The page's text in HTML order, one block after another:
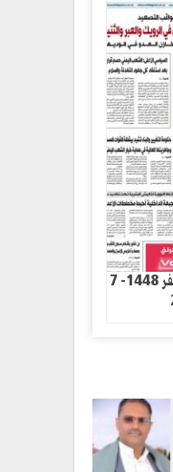
صحيفة الثورة الجمعه 24 صفر 1448- 7